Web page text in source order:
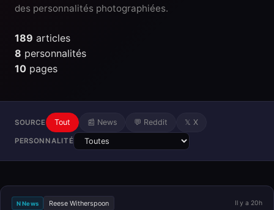
des personnalités photographiées.
189 articles
8 personnalités
10 pages
SOURCE Tout 📰 News 💬 Reddit 𝕏 X
PERSONNALITÉ
N News Reese Witherspoon Il y a 20h